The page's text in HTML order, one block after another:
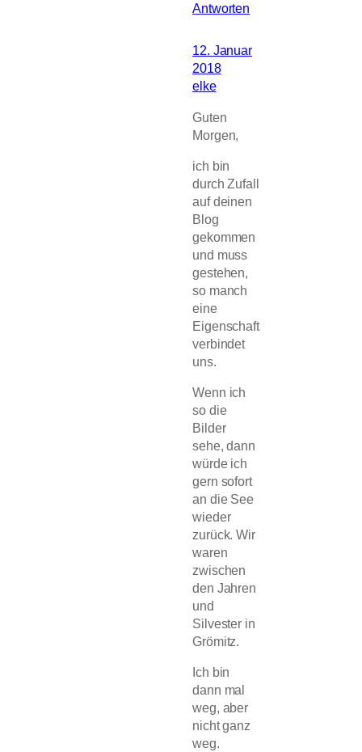
Antworten
12. Januar
2018
elke
Guten
Morgen,
ich bin
durch Zufall
auf deinen
Blog
gekommen
und muss
gestehen,
so manch
eine
Eigenschaft
verbindet
uns.
Wenn ich
so die
Bilder
sehe, dann
würde ich
gern sofort
an die See
wieder
zurück. Wir
waren
zwischen
den Jahren
und
Silvester in
Grömitz.
Ich bin
dann mal
weg, aber
nicht ganz
weg.